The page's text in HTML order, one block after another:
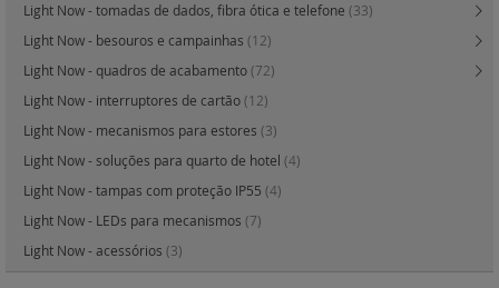
Light Now - tomadas de dados, fibra ótica e telefone (33)
Light Now - besouros e campainhas (12)
Light Now - quadros de acabamento(72)
Light Now - interruptores de cartão(12)
Light Now - mecanismos para estores (3)
Light Now - soluções para quarto de hotel (4)
Light Now - tampas com proteção IP55 (4)
Light Now - LEDs para mecanismos (7)
Light Now - acessórios (3)